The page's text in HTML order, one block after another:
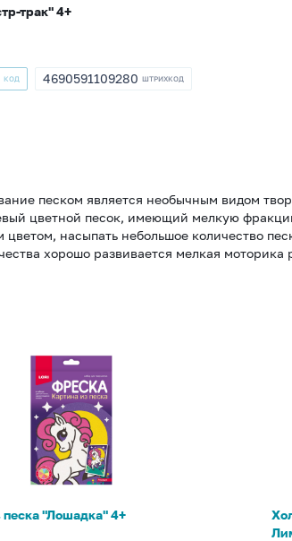
трак" 4+
КОД
ШТРИХКОД
4690591109280 ШТРИХКОД
песком является необычным видом
цветной песок, имеющий мелкую
насыпать небольшое количество
хорошо развивается мелкая моторика
"Лошадка" 4+